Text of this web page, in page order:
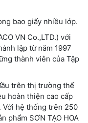
giấy nhiều lớp.
VN Co.,LTD.) với
lập từ năm 1997
thành viên của Tập
trên thị trường thế
hoàn thiện cao cấp
Với hệ thống trên 250
phẩm SƠN TẠO HOA